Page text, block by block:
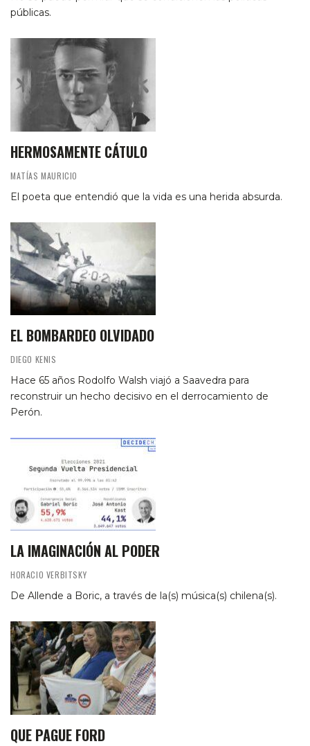
públicas.
HERMOSAMENTE CÁTULO
MATÍAS MAURICIO
El poeta que entendió que la vida es una herida absurda.
EL BOMBARDEO OLVIDADO
DIEGO KENIS
Hace 65 años Rodolfo Walsh viajó a Saavedra para
reconstruir un hecho decisivo en el derrocamiento de
Perón.
LA IMAGINACIÓN AL PODER
HORACIO VERBITSKY
De Allende a Boric, a través de la(s) música(s) chilena(s).
QUE PAGUE FORD